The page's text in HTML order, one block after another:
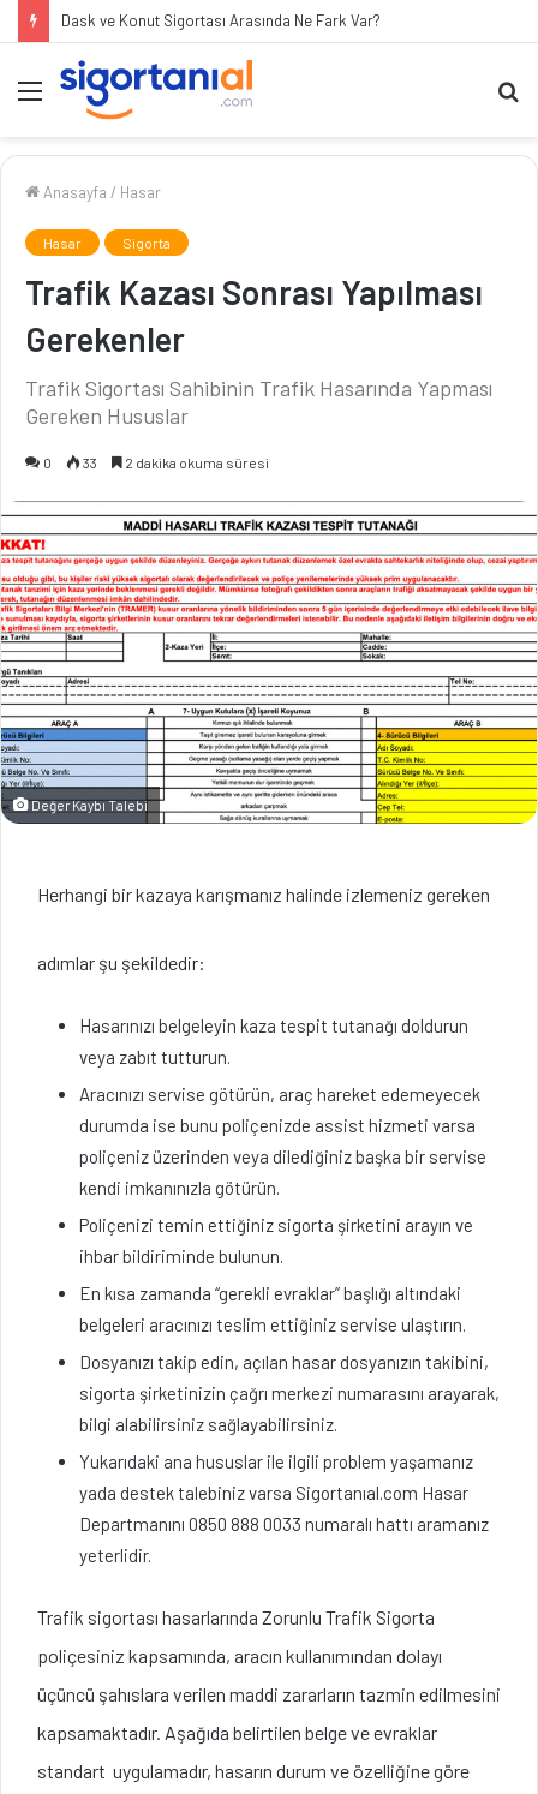
Dask ve Konut Sigortası Arasında Ne Fark Var?
Menü
...
Anasayfa / Hasar
Hasar Sigorta
Trafik Kazası Sonrası Yapılması
Gerekenler
Trafik Sigortası Sahibinin Trafik Hasarında Yapması
Gereken Hususlar
0 33 2 dakika okuma süresi
Değer Kaybı Talebi
Herhangi bir kazaya karışmanız halinde izlemeniz gereken
adımlar şu şekildedir:
Hasarınızı belgeleyin kaza tespit tutanağı doldurun
veya zabıt tutturun.
Aracınızı servise götürün, araç hareket edemeyecek
durumda ise bunu poliçenizde assist hizmeti varsa
poliçeniz üzerinden veya dilediğiniz başka bir servise
kendi imkanınızla götürün.
Poliçenizi temin ettiğiniz sigorta şirketini arayın ve
ihbar bildiriminde bulunun.
En kısa zamanda “gerekli evraklar” başlığı altındaki
belgeleri aracınızı teslim ettiğiniz servise ulaştırın.
Dosyanızı takip edin, açılan hasar dosyanızın takibini,
sigorta şirketinizin çağrı merkezi numarasını arayarak,
bilgi alabilirsiniz sağlayabilirsiniz.
Yukarıdaki ana hususlar ile ilgili problem yaşamanız
yada destek talebiniz varsa Sigortanıal.com Hasar
Departmanını 0850 888 0033 numaralı hattı aramanız
yeterlidir.
Trafik sigortası hasarlarında Zorunlu Trafik Sigorta
poliçesiniz kapsamında, aracın kullanımından dolayı
üçüncü şahıslara verilen maddi zararların tazmin edilmesini
kapsamaktadır. Aşağıda belirtilen belge ve evraklar
standart uygulamadır, hasarın durum ve özelliğine göre